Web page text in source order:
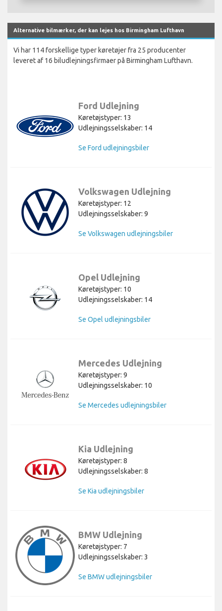
Alternative bilmærker, der kan lejes hos Birmingham Lufthavn
Vi har 114 forskellige typer køretøjer fra 25 producenter
leveret af 16 biludlejningsfirmaer på Birmingham Lufthavn.
Ford Udlejning
Køretøjstyper: 13
Udlejningsselskaber: 14
Se Ford udlejningsbiler
Volkswagen Udlejning
Køretøjstyper: 12
Udlejningsselskaber: 9
Se Volkswagen udlejningsbiler
Opel Udlejning
Køretøjstyper: 10
Udlejningsselskaber: 14
Se Opel udlejningsbiler
Mercedes Udlejning
Køretøjstyper: 9
Udlejningsselskaber: 10
Se Mercedes udlejningsbiler
Kia Udlejning
Køretøjstyper: 8
Udlejningsselskaber: 8
Se Kia udlejningsbiler
BMW Udlejning
Køretøjstyper: 7
Udlejningsselskaber: 3
Se BMW udlejningsbiler